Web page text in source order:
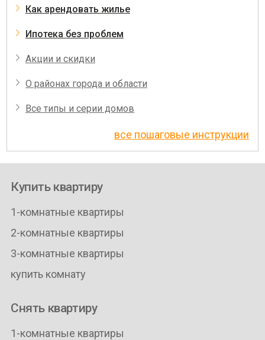
Как арендовать жилье
Ипотека без проблем
Акции и скидки
О районах города и области
Все типы и серии домов
все пошаговые инструкции
Купить квартиру
1-комнатные квартиры
2-комнатные квартиры
3-комнатные квартиры
купить комнату
Снять квартиру
1-комнатные квартиры